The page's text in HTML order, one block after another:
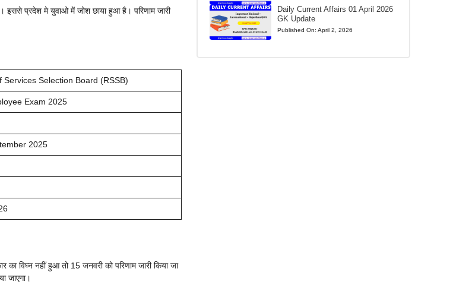
इससे प्रदेश मे युवाओ में जोश छाया हुआ है। परिणाम जारी
Services Selection Board (RSSB)
Exam 2025
2025
का विघ्न नहीं हुआ तो 15 जनवरी को परिणाम जारी किया जा
जाएगा।
Daily Current Affairs 01 April 2026
GK Update
Published On: April 2, 2026